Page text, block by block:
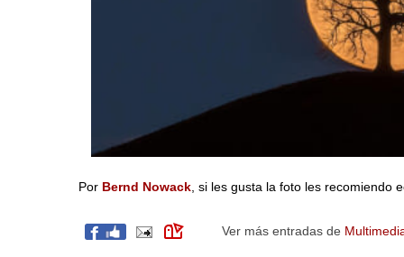
Por Bernd Nowack , si les gusta la foto les recomiendo
Ver más entradas de